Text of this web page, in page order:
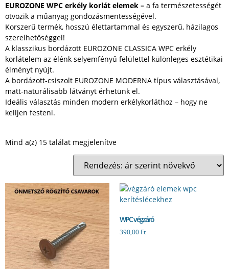
EUROZONE WPC erkély korlát elemek – a fa természetességét
ötvözik a műanyag gondozásmentességével.
Korszerű termék, hosszú élettartammal és egyszerű, házilagos
szerelhetőséggel!
A klasszikus bordázott EUROZONE CLASSICA WPC erkély
korlátelem az élénk selyemfényű felülettel különleges esztétikai
élményt nyújt.
A bordázott-csiszolt EUROZONE MODERNA típus választásával,
matt-naturálisabb látványt érhetünk el.
Ideális választás minden modern erkélykorláthoz – hogy ne
kelljen festeni.
Mind a(z) 15 találat megjelenítve
WPC végzáró
390,00 Ft